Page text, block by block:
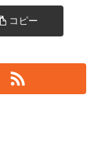
コピー